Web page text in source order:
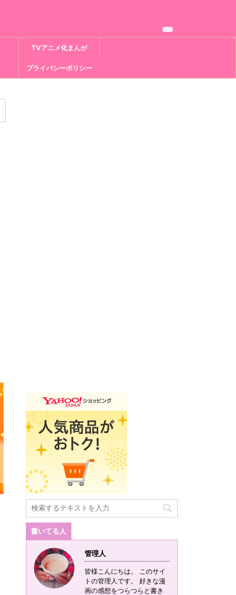
TVアニメ化まんが
プライバシーポリシー
書いてる人
管理人
皆様こんにちは。 このサイ
トの管理人です。 好きな漫
画の感想をつらつらと書き